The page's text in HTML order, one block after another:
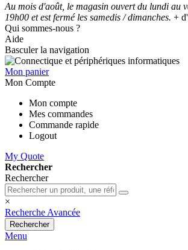
Au mois d'août, le magasin ouvert du lundi au
19h00 et est fermé les samedis / dimanches. +
Qui sommes-nous ?
Aide
Basculer la navigation
Mon panier
Mon Compte
Mon compte
Mes commandes
Commande rapide
Logout
My Quote
Rechercher
Rechercher
×
Recherche Avancée
Rechercher
Menu